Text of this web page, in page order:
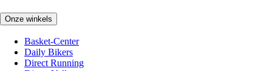
Onze winkels
Basket-Center
Daily Bikers
Direct Running